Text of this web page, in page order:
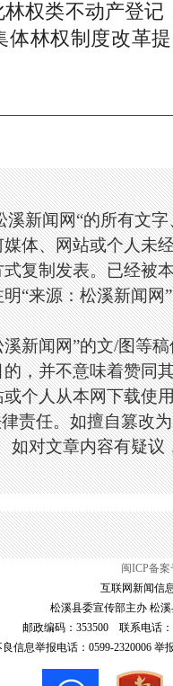
权类不动产登记
体林权制度改革
溪新闻网“的所有文
体、网站或个人未
复制发表。已经被
“来源：松溪新闻网
新闻网”的文/图等稿
，并不意味着赞同
个人从本网下载使
责任。如擅自篡改
如对文章内容有疑议
闽ICP备案
互联网新闻信
松溪县委宣传部主办 松
邮政编码：353500 联系电话：
信息举报电话：0599-2320006 举